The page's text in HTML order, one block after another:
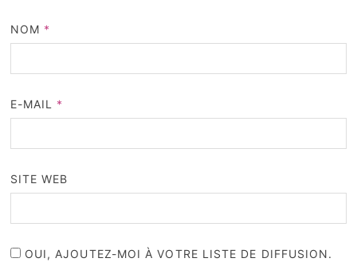
NOM *
E-MAIL *
SITE WEB
OUI, AJOUTEZ-MOI À VOTRE LISTE DE DIFFUSION.